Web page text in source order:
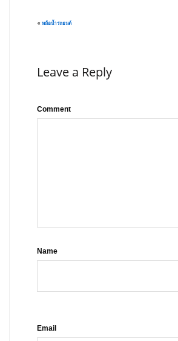
« หม้อน้ำรถยนต์
Leave a Reply
Comment
Name
Email